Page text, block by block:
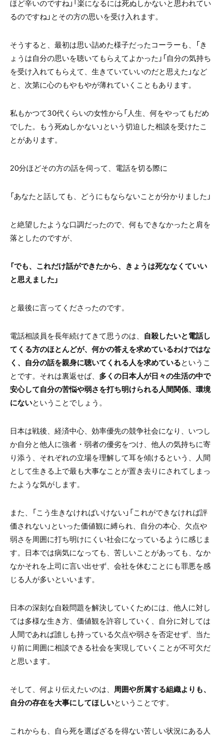
ほど辛いのですね」「楽になるには死ぬしかないと思われてい
るのですね」とその方の思いを受け入れます。
そうすると、最初は思い詰めた様子だったコーラーも、「き
ょうは自分の思いを聴いてもらえてよかった」「自分の気持ち
を受け入れてもらえて、生きていていいのだと思えた」など
と、次第に心のもやもやが薄れていくこともあります。
私もかつて30代くらいの女性から「人生、何をやってもだめ
でした。もう死ぬしかない」という切迫した相談を受けたこ
とがあります。
20分ほどその方の話を伺って、電話を切る際に
「あなたと話しても、どうにもならないことが分かりました」
と絶望したような口調だったので、何もできなかったと肩を
落としたのですが、
「でも、これだけ話ができたから、きょうは死ななくていい
と思えました」
と最後に言ってくださったのです。
電話相談員を長年続けてきて思うのは、 自殺したいと電話し
てくる方のほとんどが、何かの答えを求めているわけではな
く、自分の話を親身に聴いてくれる人を求めているというこ
とです。それは裏返せば、 多くの日本人が日々の生活の中で
安心して自分の苦悩や弱さを打ち明けられる人間関係、環境
にないということでしょう。
日本は戦後、経済中心、効率優先の競争社会になり、いつし
か自分と他人に強者・弱者の優劣をつけ、他人の気持ちに寄
り添う、それぞれの立場を理解して耳を傾けるという、人間
として生きる上で最も大事なことが置き去りにされてしまっ
たような気がします。
また、「こう生きなければいけない」「これができなければ評
価されない」といった価値観に縛られ、自分の本心、欠点や
弱さを周囲に打ち明けにくい社会になっているように感じま
す。日本では病気になっても、苦しいことがあっても、なか
なかそれを上司に言い出せず、会社を休むことにも罪悪を感
じる人が多いといいます。
日本の深刻な自殺問題を解決していくためには、他人に対し
ては多様な生き方、価値観を許容していく、自分に対しては
人間であれば誰しも持っている欠点や弱さを否定せず、当た
り前に周囲に相談できる社会を実現していくことが不可欠だ
と思います。
そして、何より伝えたいのは、 周囲や所属する組織よりも、
自分の存在を大事にしてほしいということです。
これからも、自ら死を選ばざるを得ない苦しい状況にある人